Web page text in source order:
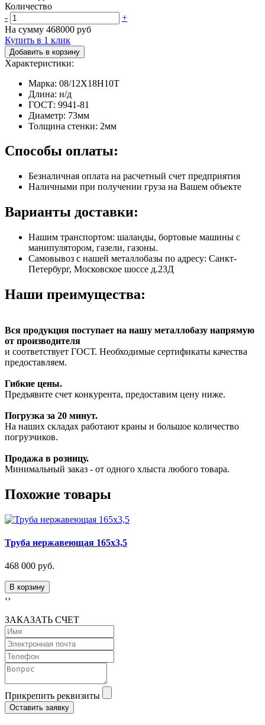
Количество
-
+
На сумму 468000 руб
Купить в 1 клик
Добавить в корзину
Характеристики:
Марка: 08/12Х18Н10Т
Длина: н/д
ГОСТ: 9941-81
Диаметр: 73мм
Толщина стенки: 2мм
Способы оплаты:
Безналичная оплата на расчетный счет предприятия
Наличными при получении груза на Вашем объекте
Варианты доставки:
Нашим транспортом: шаланды, бортовые машины с
манипулятором, газели, газоны.
Самовывоз с нашей металлобазы по адресу: Санкт-
Петербург, Московское шоссе д.23Д
Наши преимущества:
Вся продукция поступает на нашу металлобазу напрямую
от производителя
и соответствует ГОСТ. Необходимые сертификаты качества
предоставляем.
Гибкие цены.
Предъявите счет конкурента, предоставим цену ниже.
Погрузка за 20 минут.
На наших складах работают краны и большое количество
погрузчиков.
Продажа в розницу.
Минимальный заказ - от одного хлыста любого товара.
Похожие товары
Труба нержавеющая 165х3,5
468 000 руб.
В корзину
‹›
ЗАКАЗАТЬ СЧЕТ
Прикрепить реквизиты
Оставить заявку